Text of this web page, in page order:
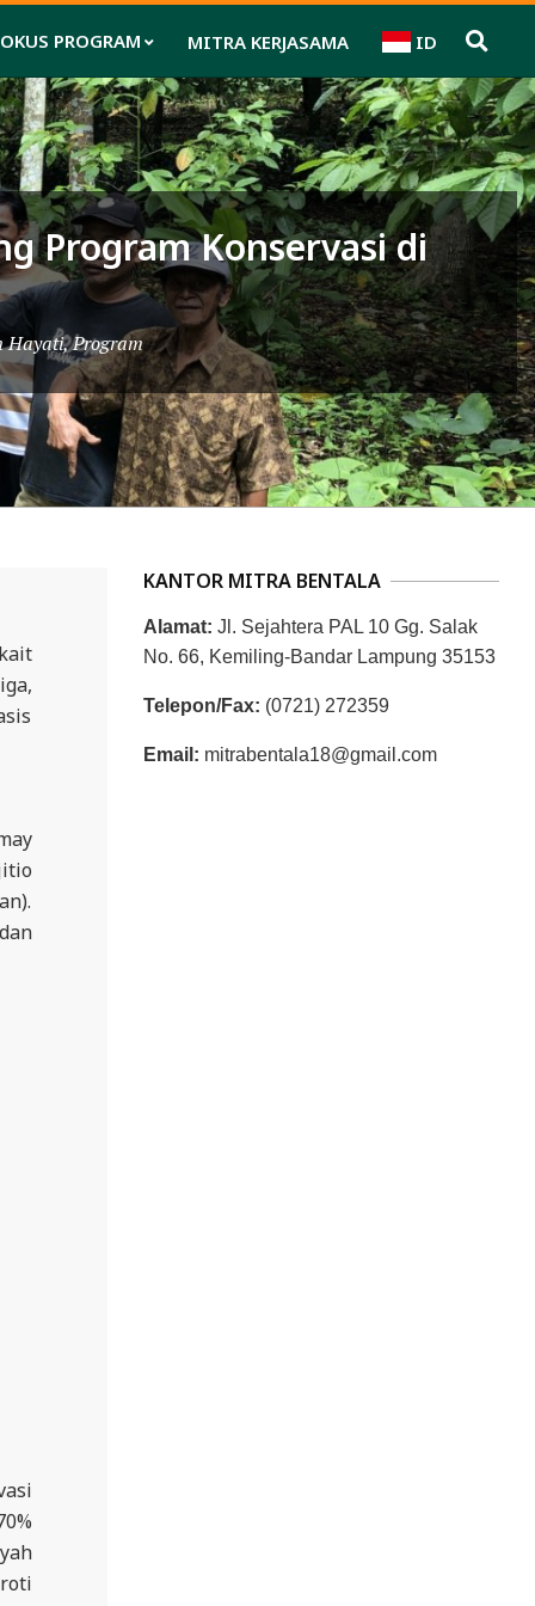
PROGRAM MITRA KERJASAMA ID
Program Konservasi di
Hayati,Program
KANTOR MITRA BENTALA
Alamat: Jl. Sejahtera PAL 10 Gg. Salak
No. 66, Kemiling-Bandar Lampung 35153
Telepon/Fax: (0721) 272359
Email: mitrabentala18@gmail.com